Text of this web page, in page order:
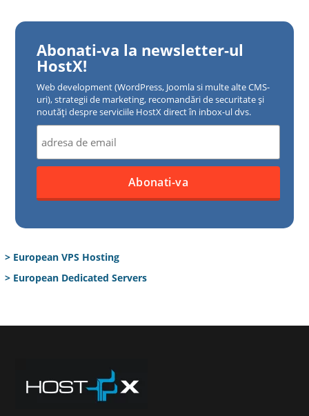
Abonati-va la newsletter-ul
HostX!
Web development (WordPress, Joomla si multe alte CMS-
uri), strategii de marketing, recomandări de securitate și
noutăți despre serviciile HostX direct în inbox-ul dvs.
> European VPS Hosting
> European Dedicated Servers